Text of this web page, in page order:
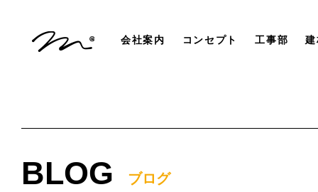
会社案内 コンセプト 工事部
BLOG ブログ